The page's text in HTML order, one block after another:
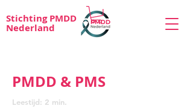
Stichting PMDD
Nederland
PMDD & PMS
Leestijd: 2 min.